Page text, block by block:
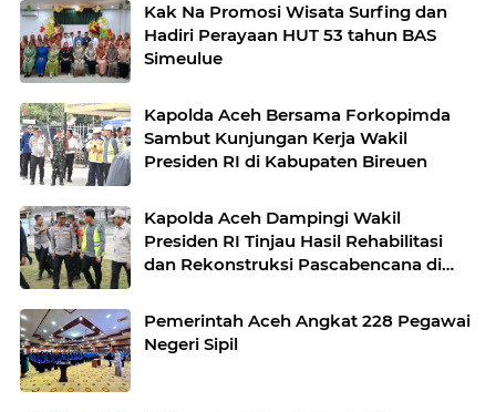
Kak Na Promosi Wisata Surfing dan
Hadiri Perayaan HUT 53 tahun BAS
Simeulue
Kapolda Aceh Bersama Forkopimda
Sambut Kunjungan Kerja Wakil
Presiden RI di Kabupaten Bireuen
Kapolda Aceh Dampingi Wakil
Presiden RI Tinjau Hasil Rehabilitasi
dan Rekonstruksi Pascabencana di
Pemerintah Aceh Angkat 228 Pegawai
Negeri Sipil